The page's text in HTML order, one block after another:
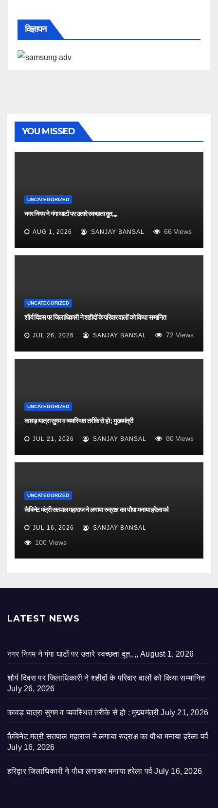
विज्ञापन
YOU MISSED
UNCATEGORIZED
नगर निगम ने गंगा घाटों पर उतारे स्वच्छता दूत,,,,
AUG 1, 2026 SANJAY BANSAL 66 Views
UNCATEGORIZED
शौर्य दिवस पर जिलाधिकारी ने शहीदों के परिवार वालों को किया सम्मानित
JUL 26, 2026 SANJAY BANSAL 72 Views
UNCATEGORIZED
कावड़ यात्रा सुगम व व्यवस्थित तरीके से हो ; मुख्यमंत्री
JUL 21, 2026 SANJAY BANSAL 80 Views
UNCATEGORIZED
कैबिनेट मंत्री सतपाल महाराज ने लगाया रुद्राक्ष का पौधा मनाया हरेला पर्व
JUL 16, 2026 SANJAY BANSAL
100 Views
LATEST NEWS
नगर निगम ने गंगा घाटों पर उतारे स्वच्छता दूत,,,, August 1, 2026
शौर्य दिवस पर जिलाधिकारी ने शहीदों के परिवार वालों को किया सम्मानित
July 26, 2026
कावड़ यात्रा सुगम व व्यवस्थित तरीके से हो ; मुख्यमंत्री July 21, 2026
कैबिनेट मंत्री सतपाल महाराज ने लगाया रुद्राक्ष का पौधा मनाया हरेला पर्व
July 16, 2026
हरिद्वार जिलाधिकारी ने पौधा लगाकर मनाया हरेला पर्व July 16, 2026